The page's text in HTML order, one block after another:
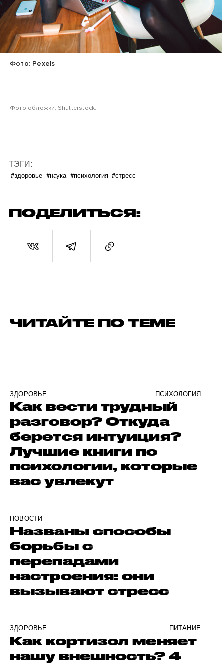
Фото: Pexels
Фото обложки: Shutterstock.
ТЭГИ:
#здоровье #наука #психология #стресс
ПОДЕЛИТЬСЯ:
ЧИТАЙТЕ ПО ТЕМЕ
ЗДОРОВЬЕ ПСИХОЛОГИЯ
Как вести трудный
разговор? Откуда
берется интуиция?
Лучшие книги по
психологии, которые
вас увлекут
НОВОСТИ
Названы способы
борьбы с
перепадами
настроения: они
вызывают стресс
ЗДОРОВЬЕ ПИТАНИЕ
Как кортизол меняет
нашу внешность? 4